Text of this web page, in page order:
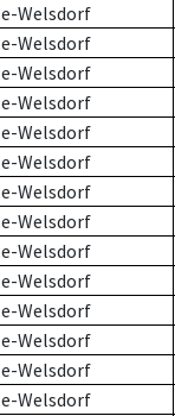
Welsdorf
Welsdorf
Welsdorf
Welsdorf
Welsdorf
Welsdorf
Welsdorf
Welsdorf
Welsdorf
Welsdorf
Welsdorf
Welsdorf
Welsdorf
Welsdorf